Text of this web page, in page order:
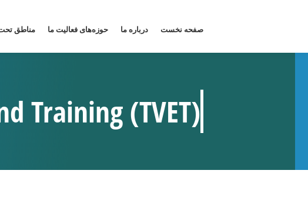
صفحه نخست درباره ما حوزه‌های فعالیت ما مناطق
Training (TVET)